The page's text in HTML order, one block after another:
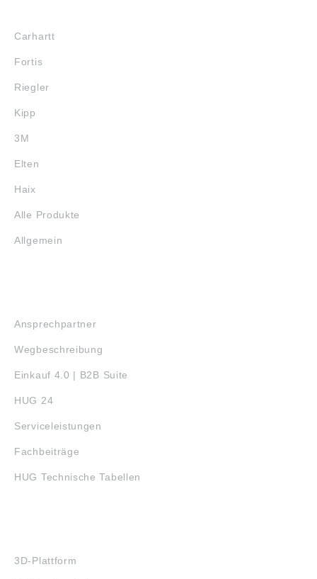
Carhartt
Fortis
Riegler
Kipp
3M
Elten
Haix
Alle Produkte
Allgemein
Ansprechpartner
Wegbeschreibung
Einkauf 4.0 | B2B Suite
HUG 24
Serviceleistungen
Fachbeiträge
HUG Technische Tabellen
3D-Plattform